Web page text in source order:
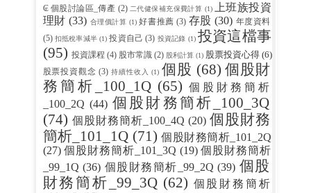
₢ 個股討論區_傳產 (2) 二代健保補充保費計算 (1)
上班族投資
理財 (33) 合理價計算 (1) 好書推薦 (3) 存股 (30) 年度資料
(5) 扣抵稅率減半 (1) 投資自己 (3) 投資記錄 (1) 投資這檔事
(95) 投資課程 (4) 股市常識 (2) 股利計算 (1) 股票投資心得 (6)
股票投資觀念 (3) 持續性收入 (1) 個股 (68) 個股財
務簡析_100_1Q (65) 個股財務簡析
_100_2Q (44) 個股財務簡析_100_3Q
(74) 個股財務簡析_100_4Q (20) 個股財務
簡析_101_1Q (71) 個股財務簡析_101_2Q
(27) 個股財務簡析_101_3Q (19) 個股財務簡析
_99_1Q (36) 個股財務簡析_99_2Q (39) 個股
財務簡析_99_3Q (62) 個股財務簡析